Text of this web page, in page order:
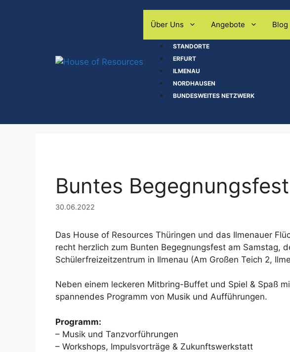
Über Uns Angebote Blog
STANDORTE
ERFURT
ILMENAU
NORDHAUSEN
BUNDESWEITES NETZWERK
Buntes
30.06.2022
Das House of Resources Thüringen und das Ilmenauer
recht herzlich zum Bunten Begegnungsfest am Samstag,
Schülerfreizeitzentrum in Ilmenau (Am Großen Teich 2,
Neben einem leckeren Mitbring-Buffet und Spiel & Spaß
spannendes Programm von Musik und Aufführungen.
Programm:
– Musik und Tanzvorführungen
– Workshops, Impulsvorträge & Zukunftswerkstatt